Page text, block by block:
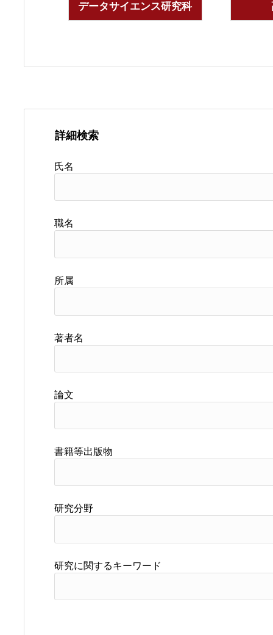
データサイエンス研究科
詳細検索
氏名
職名
所属
著者名
論文
書籍等出版物
研究分野
研究に関するキーワード